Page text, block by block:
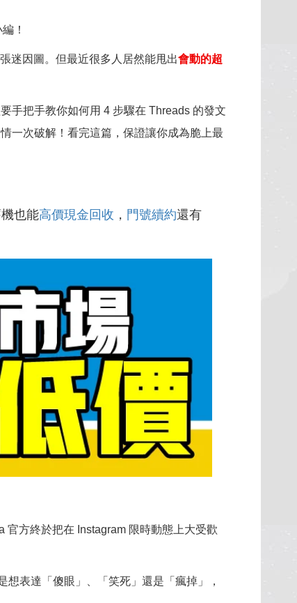
！
迷因圖。但最近很多人居然能甩出會動的超
手把手教你如何用 4 步驟在 Threads 的發文
一次破解！看完這篇，保證讓你成為脆上最
機也能高價現金回收 ， 門號續約還有
方終於把在 Instagram 限時動態上大受歡
表達「傻眼」、「笑死」還是「瘋掉」，